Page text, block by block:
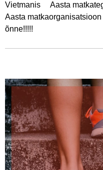
Vietmanis Aasta
Aasta
õnne!!!!!